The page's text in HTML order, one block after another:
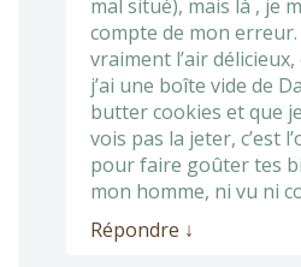
mal situé), mais là , je
compte de mon erreur.
vraiment l’air
j’ai une boîte vide de
butter cookies et que
vois pas la jeter, c’est
pour faire goûter tes
mon homme, ni vu ni
Répondre ↓